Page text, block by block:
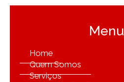
Menu
Home
Quem Somos
Serviços